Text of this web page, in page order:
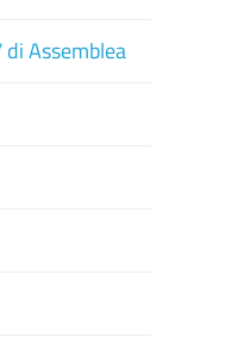
Assemblea